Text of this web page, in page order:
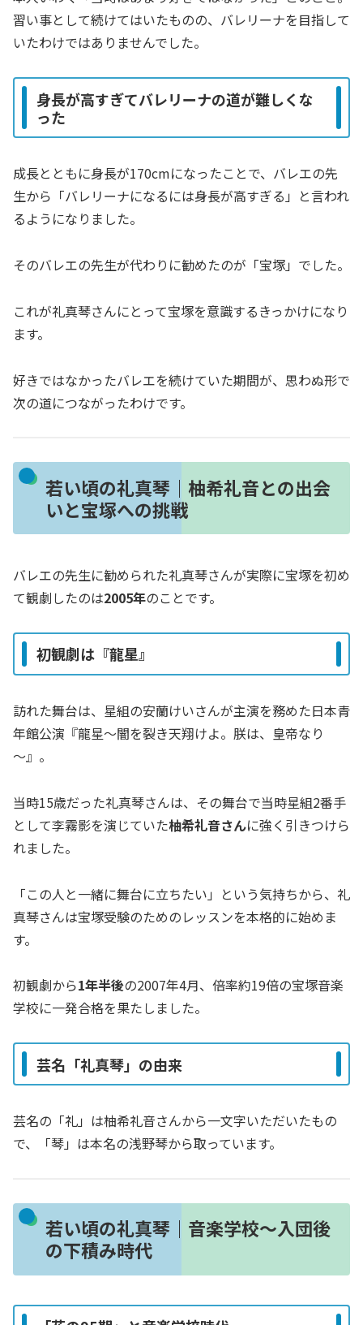
習い事として続けてはいたものの、バレリーナを目指して
いたわけではありませんでした。
身長が高すぎてバレリーナの道が難しくな
った
成長とともに身長が170cmになったことで、バレエの先
生から「バレリーナになるには身長が高すぎる」と言われ
るようになりました。
そのバレエの先生が代わりに勧めたのが「宝塚」でした。
これが礼真琴さんにとって宝塚を意識するきっかけになり
ます。
好きではなかったバレエを続けていた期間が、思わぬ形で
次の道につながったわけです。
若い頃の礼真琴｜柚希礼音との出会
いと宝塚への挑戦
バレエの先生に勧められた礼真琴さんが実際に宝塚を初め
て観劇したのは2005年のことです。
初観劇は『龍星』
訪れた舞台は、星組の安蘭けいさんが主演を務めた日本青
年館公演『龍星～闇を裂き天翔けよ。朕は、皇帝なり
～』。
当時15歳だった礼真琴さんは、その舞台で当時星組2番手
として李霧影を演じていた柚希礼音さんに強く引きつけら
れました。
「この人と一緒に舞台に立ちたい」という気持ちから、礼
真琴さんは宝塚受験のためのレッスンを本格的に始めま
す。
初観劇から1年半後の2007年4月、倍率約19倍の宝塚音楽
学校に一発合格を果たしました。
芸名「礼真琴」の由来
芸名の「礼」は柚希礼音さんから一文字いただいたもの
で、「琴」は本名の浅野琴から取っています。
若い頃の礼真琴｜音楽学校〜入団後
の下積み時代